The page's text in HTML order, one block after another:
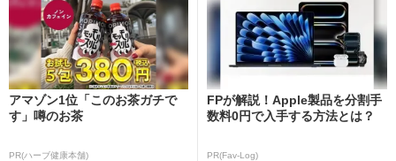
アマゾン1位「このお茶ガチで
す」噂のお茶
PR(ハーブ健康本舗)
FPが解説！Apple製品を分割手
数料0円で入手する方法とは？
PR(Fav-Log)